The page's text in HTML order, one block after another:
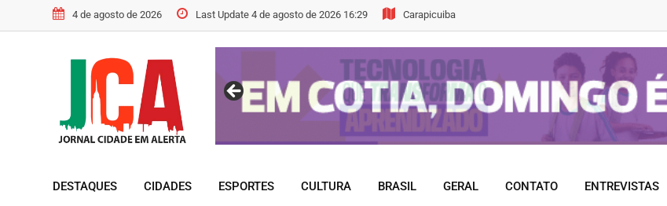
to
4 de agosto de 2026 Last Update 4 de agosto de 2026 16:29 Carapicuiba
DESTAQUES CIDADES ESPORTES CULTURA BRASIL GERAL CONTATO ENTREVISTAS